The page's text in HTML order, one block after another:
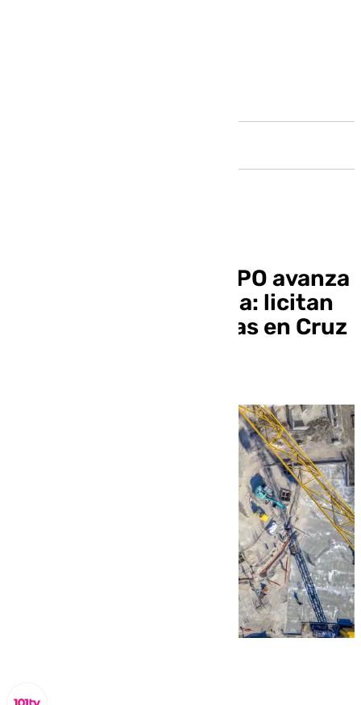
La construcción de VPO avanza
poco a poco en Málaga: licitan
cinco nuevas viviendas en Cruz